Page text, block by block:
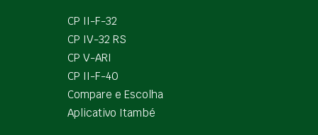
CP II-F-32
CP IV-32 RS
CP V-ARI
CP II-F-40
Compare e Escolha
Aplicativo Itambé